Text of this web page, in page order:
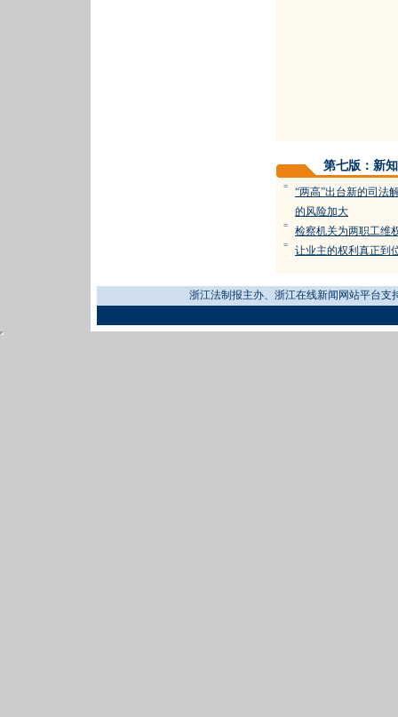
第七版：新知
=
“两高”出台新的司法
的风险加大
= 检察机关为两职工维
= 让业主的权利真正到
浙江法制报主办、浙江在线新闻网站平台